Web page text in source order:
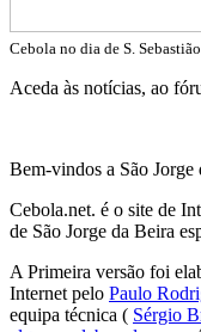
Cebola no dia de S.
Aceda às notícias, ao
Bem-vindos a São
Cebola.net. é o site de
de São Jorge da Beira
A Primeira versão foi
Internet pelo Paulo
equipa técnica ( Sérgio